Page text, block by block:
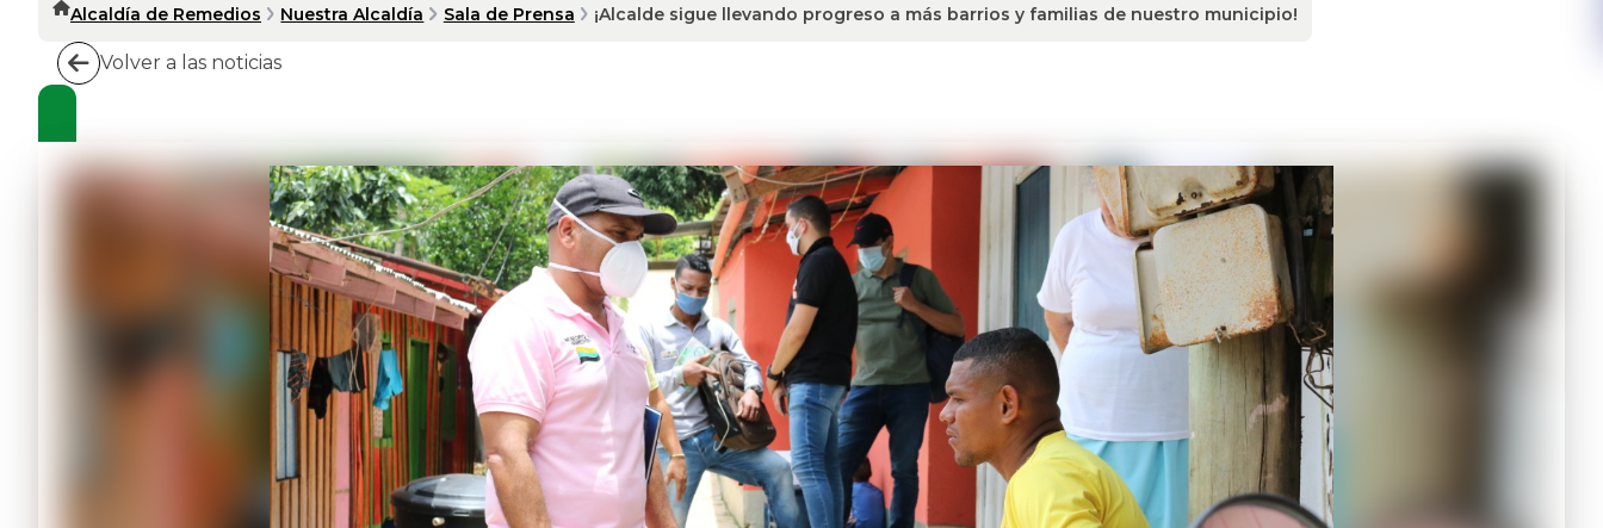
Alcaldía de Remedios Nuestra Alcaldía Sala de Prensa ¡Alcalde sigue llevando progreso a más barrios y familias de nuestro municipio!
Volver a las noticias